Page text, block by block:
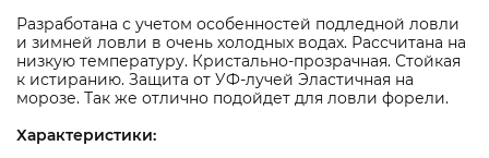
Разработана с учетом особенностей подледной ловли
и зимней ловли в очень холодных водах. Рассчитана на
низкую температуру. Кристально-прозрачная. Стойкая
к истиранию. Защита от УФ-лучей Эластичная на
морозе. Так же отлично подойдет для ловли форели.
Характеристики: